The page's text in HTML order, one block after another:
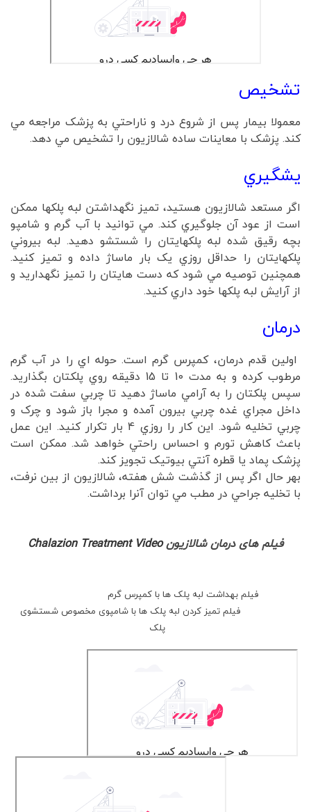
تشخيص
معمولا بيمار پس از شروع درد و ناراحتي به پزشک مراجعه مي
کند. پزشک با معاينات ساده شالازيون را تشخيص مي دهد.
يشگيري
اگر مستعد شالازيون هستيد، تميز نگهداشتن لبه پلکها ممکن
است از عود آن جلوگيري کند. مي توانيد با آب گرم و شامپو
بچه رقيق شده لبه پلکهايتان را شستشو دهيد. لبه بيروني
پلکهايتان را حداقل روزي يک بار ماساژ داده و تميز کنيد.
همچنين توصيه مي شود که دست هايتان را تميز نگهداريد و
از آرايش لبه پلکها خود داري کنيد.
درمان
اولين قدم درمان، کمپرس گرم است. حوله اي را در آب گرم
مرطوب کرده و به مدت 10 تا 15 دقيقه روي پلکتان بگذاريد.
سپس پلکتان را به آرامي ماساژ دهيد تا چربي سفت شده در
داخل مجراي غده چربي بيرون آمده و مجرا باز شود و چرک و
چربي تخليه شود. اين کار را روزي 4 بار تکرار کنيد. اين عمل
باعث کاهش تورم و احساس راحتي خواهد شد. ممکن است
پزشک پماد يا قطره آنتي بيوتيک تجويز کند.
بهر حال اگر پس از گذشت شش هفته، شالازيون از بين نرفت،
با تخليه جراحي در مطب مي توان آنرا برداشت.
فیلم های درمان شالازیونChalazion Treatment Video
فیلم بهداشت لبه پلک ها با کمپرس گرم
فیلم تمیز کردن لبه پلک ها با شامپوی مخصوص شستشوی
پلک